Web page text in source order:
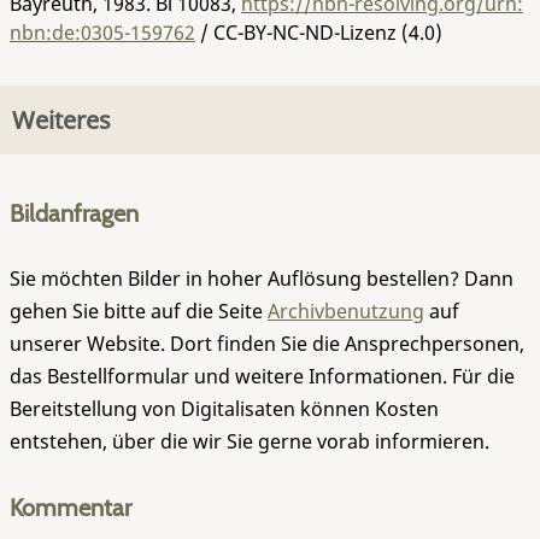
nbn:de:0305-159762 / CC-BY-NC-ND-Lizenz (4.0)
Weiteres
Bildanfragen
Sie möchten Bilder in hoher Auflösung bestellen? Dann
gehen Sie bitte auf die SeiteArchivbenutzung auf
unserer Website. Dort finden Sie die Ansprechpersonen,
das Bestellformular und weitere Informationen. Für die
Bereitstellung von Digitalisaten können Kosten
entstehen, über die wir Sie gerne vorab informieren.
Kommentar